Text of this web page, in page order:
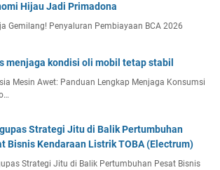
Hijau Jadi Primadona
Gemilang! Penyaluran Pembiayaan BCA 2026
menjaga kondisi oli mobil tetap stabil
Mesin Awet: Panduan Lengkap Menjaga Konsumsi
Strategi Jitu di Balik Pertumbuhan
Bisnis Kendaraan Listrik TOBA (Electrum)
Strategi Jitu di Balik Pertumbuhan Pesat Bisnis